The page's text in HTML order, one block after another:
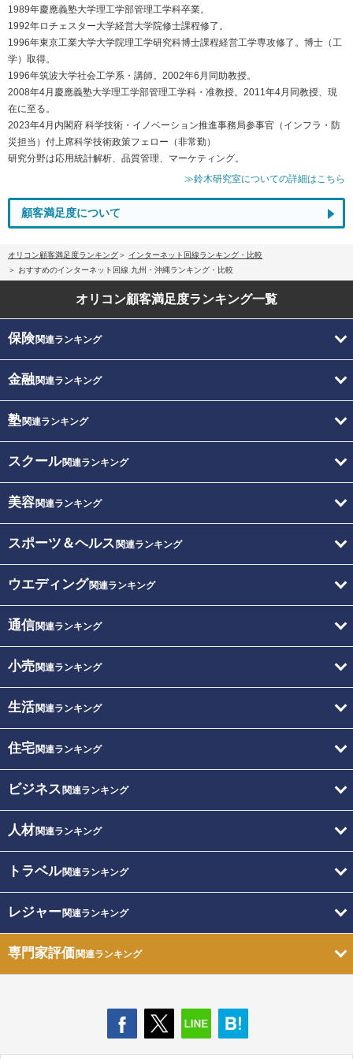
1989年慶應義塾大学理工学部管理工学科卒業。
1992年ロチェスター大学経営大学院修士課程修了。
1996年東京工業大学大学院理工学研究科博士課程経営工学専攻修了。博士（工
学）取得。
1996年筑波大学社会工学系・講師。2002年6月同助教授。
2008年4月慶應義塾大学理工学部管理工学科・准教授。2011年4月同教授、現
在に至る。
2023年4月内閣府 科学技術・イノベーション推進事務局参事官（インフラ・防
災担当）付上席科学技術政策フェロー（非常勤）
研究分野は応用統計解析、品質管理、マーケティング。
≫鈴木研究室についての詳細はこちら
顧客満足度について
オリコン顧客満足度ランキング
インターネット回線ランキング・比較
おすすめのインターネット回線 九州・沖縄ランキング・比較
オリコン顧客満足度ランキング一覧
保険関連ランキング
金融関連ランキング
塾関連ランキング
スクール関連ランキング
美容関連ランキング
スポーツ＆ヘルス 関連ランキング
ウエディング関連ランキング
通信関連ランキング
小売関連ランキング
生活関連ランキング
住宅関連ランキング
ビジネス 関連ランキング
人材関連ランキング
トラベル関連ランキング
レジャー関連ランキング
専門家評価関連ランキング